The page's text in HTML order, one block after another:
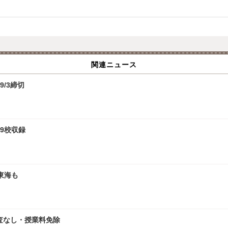
関連ニュース
3締切
校収録
海も
なし・授業料免除